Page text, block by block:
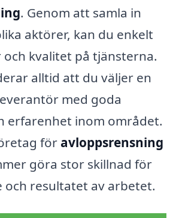
. Genom att samla in
aktörer, kan du enkelt
kvalitet på tjänsterna.
alltid att du väljer en
med goda
erfarenhet inom området.
för avloppsrensning
göra stor skillnad för
och resultatet av arbetet.